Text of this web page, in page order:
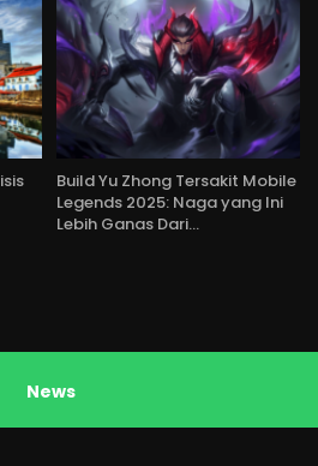
Build Yu Zhong Tersakit Mobile
Legends 2025: Naga yang Ini
Lebih Ganas Dari…
News